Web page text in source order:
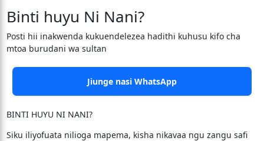
Binti huyu Ni Nani?
Posti hii inakwenda kukuendelezea hadithi kuhusu kifo cha
mtoa burudani wa sultan
Jiunge nasi WhatsApp
BINTI HUYU NI NANI?
Siku iliyofuata nilioga mapema, kisha nikavaa ngu zangu safi